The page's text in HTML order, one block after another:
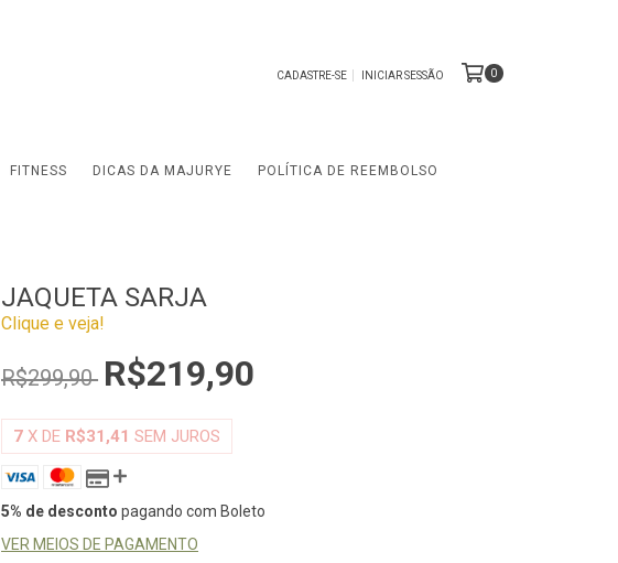
CADASTRE-SE INICIAR SESSÃO 0
FITNESS DICAS DA MAJURYE POLÍTICA DE REEMBOLSO
JAQUETA SARJA
Clique e veja!
R$299,90 R$219,90
7 X DE R$31,41 SEM JUROS
5% de desconto pagando com Boleto
VER MEIOS DE PAGAMENTO